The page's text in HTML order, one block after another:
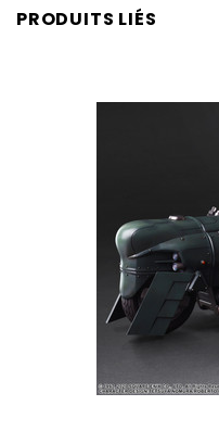
PRODUITS LIÉS